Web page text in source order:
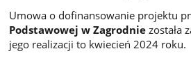
Umowa o dofinansowanie projektu
Podstawowej w Zagrodniezostała
jego realizacji to kwiecień 2024 roku.